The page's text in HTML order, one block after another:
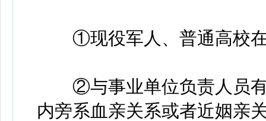
①现役军人、普通高校在
②与事业单位负责人员有
内旁系血亲关系或者近姻亲